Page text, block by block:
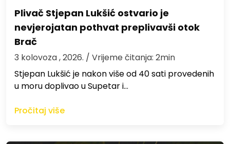
Plivač Stjepan Lukšić ostvario je
nevjerojatan pothvat preplivavši otok
Brač
3 kolovoza , 2026. / Vrijeme čitanja: 2min
St​jepan Lukšić je nakon više od 40 sati provedenih
u moru doplivao u Supetar i…
Pročitaj više